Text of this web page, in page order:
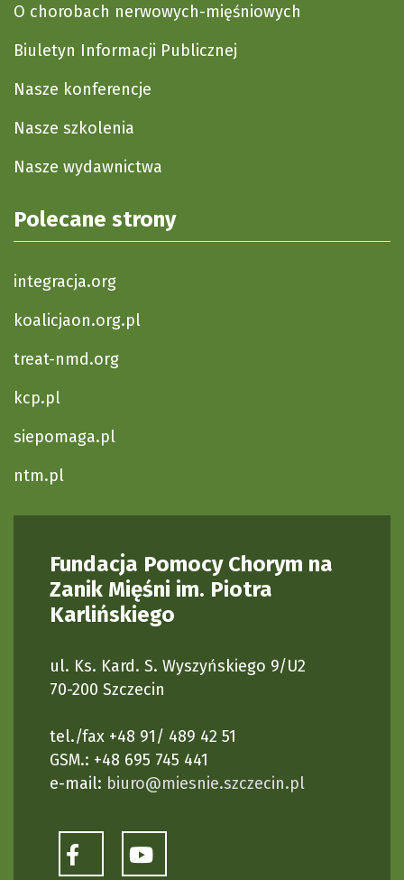
O chorobach nerwowych-mięśniowych
Biuletyn Informacji Publicznej
Nasze konferencje
Nasze szkolenia
Nasze wydawnictwa
Polecane strony
integracja.org
koalicjaon.org.pl
treat-nmd.org
kcp.pl
siepomaga.pl
ntm.pl
Fundacja Pomocy Chorym na
Zanik Mięśni im. Piotra
Karlińskiego
ul. Ks. Kard. S. Wyszyńskiego 9/U2
70-200 Szczecin
tel./fax +48 91/ 489 42 51
GSM.: +48 695 745 441
e-mail: biuro@miesnie.szczecin.pl